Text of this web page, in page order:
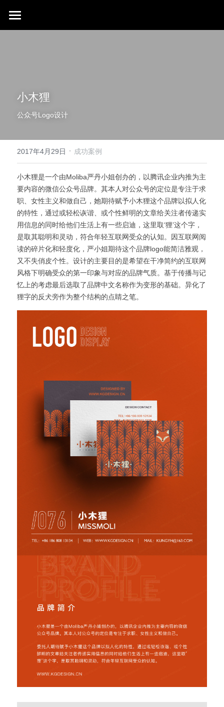
荣膺奖项
联系我们
小木狸
公众号Logo设计
2017年4月29日 · 成功案例
小木狸是一个由Moliba严丹小姐创办的，以腾讯企业内推为主
要内容的微信公众号品牌。其本人对公众号的定位是专注于求
职、女性主义和做自己，她期待赋予小木狸这个品牌以拟人化
的特性，通过或轻松诙谐、或个性鲜明的文章给关注者传递实
用信息的同时给他们生活上有一些启迪，这里取‘狸’这个字，
是取其聪明和灵动，符合年轻互联网受众的认知。因互联网阅
读的碎片化和轻度化，严小姐期待这个品牌logo能简洁雅观，
又不失俏皮个性。设计的主要目的是希望在干净简约的互联网
风格下明确受众的第一印象与对应的品牌气质。基于传播与记
忆上的考虑最后选取了品牌中文名称作为变形的基础。异化了
狸字的反犬旁作为整个结构的点睛之笔。